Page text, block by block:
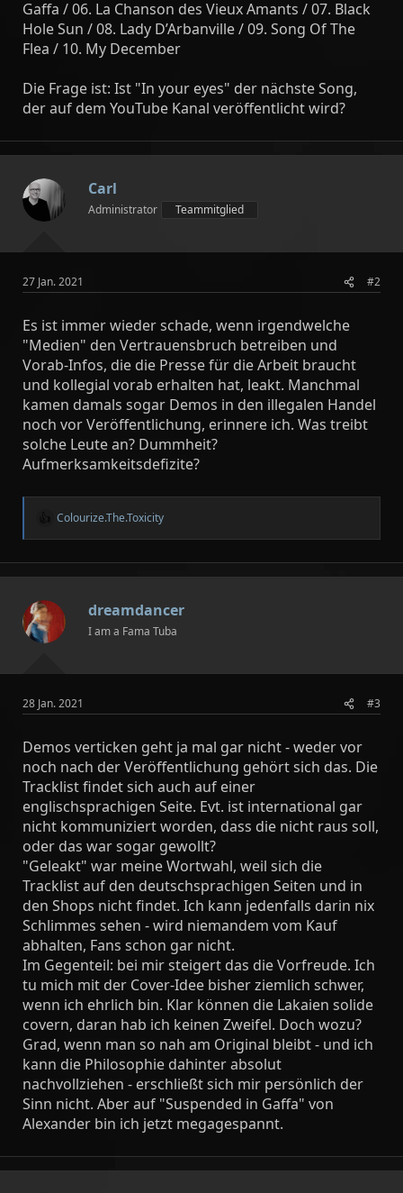
Gaffa / 06. La Chanson des Vieux Amants / 07. Black
Hole Sun / 08. Lady D’Arbanville / 09. Song Of The
Flea / 10. My December
Die Frage ist: Ist "In your eyes" der nächste Song,
der auf dem YouTube Kanal veröffentlicht wird?
Carl
Administrator Teammitglied
27 Jan. 2021 #2
Es ist immer wieder schade, wenn irgendwelche
"Medien" den Vertrauensbruch betreiben und
Vorab-Infos, die die Presse für die Arbeit braucht
und kollegial vorab erhalten hat, leakt. Manchmal
kamen damals sogar Demos in den illegalen Handel
noch vor Veröffentlichung, erinnere ich. Was treibt
solche Leute an? Dummheit?
Aufmerksamkeitsdefizite?
R
e
k
t
o
n
e
Colourize.The.Toxicity
dreamdancer
I am a Fama Tuba
28 Jan. 2021 #3
Demos verticken geht ja mal gar nicht - weder vor
noch nach der Veröffentlichung gehört sich das. Die
Tracklist findet sich auch auf einer
englischsprachigen Seite. Evt. ist international gar
nicht kommuniziert worden, dass die nicht raus soll,
oder das war sogar gewollt?
"Geleakt" war meine Wortwahl, weil sich die
Tracklist auf den deutschsprachigen Seiten und in
den Shops nicht findet. Ich kann jedenfalls darin nix
Schlimmes sehen - wird niemandem vom Kauf
abhalten, Fans schon gar nicht.
Im Gegenteil: bei mir steigert das die Vorfreude. Ich
tu mich mit der Cover-Idee bisher ziemlich schwer,
wenn ich ehrlich bin. Klar können die Lakaien solide
covern, daran hab ich keinen Zweifel. Doch wozu?
Grad, wenn man so nah am Original bleibt - und ich
kann die Philosophie dahinter absolut
nachvollziehen - erschließt sich mir persönlich der
Sinn nicht. Aber auf "Suspended in Gaffa" von
Alexander bin ich jetzt megagespannt.